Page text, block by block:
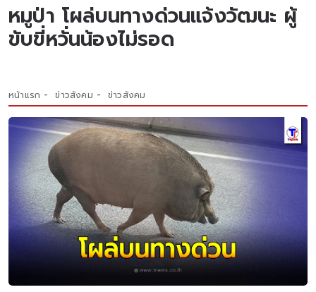
หมูป่า โผล่บนทางด่วนแจ้งวัฒนะ ผู้
ขับขี่หวั่นน้องไม่รอด
หน้าแรก ข่าวสังคม ข่าวสังคม